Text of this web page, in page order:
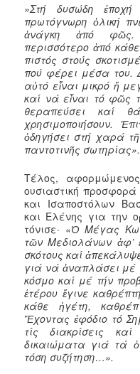
»Στή δυσώδη
πρωτόγνωρη ὁλική
ἀνάγκη ἀπό φῶς.
περισσότερο ἀπό
πιστός στούς
πού φέρει μέσα του.
αὐτό εἶναι μικρό ἤ
καί νά εἶναι τό φῶς
θεραπεύσει καί
χρησιμοποιήσουν.
ὁδηγήσει στή χαρά
παντοτινῆς σωτηρίας».
Τέλος,
ουσιαστική
και Ισαποστόλων
και Ελένης για την
τόνισε· «Ὁ Μέγας
τῶν Μεδιολάνων ἀφ’
σκότους καί
γιά νά ἀναπλάσει μέ
κόσμο καί μέ τήν
ἑτέρου ἔγινε
κάθε ἡγέτη,
Ἔχοντας ἐφόδιο τό
τίς διακρίσεις
δικαιώματα γιά τά
τόση συζήτηση…».